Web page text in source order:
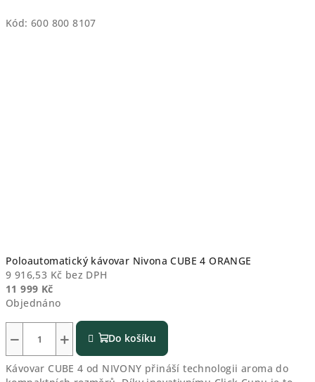
Kód: 600 800 8107
Poloautomatický kávovar Nivona CUBE 4 ORANGE
9 916,53 Kč bez DPH
11 999 Kč
Objednáno
+
− Do košíku
Kávovar CUBE 4 od NIVONY přináší technologii aroma do